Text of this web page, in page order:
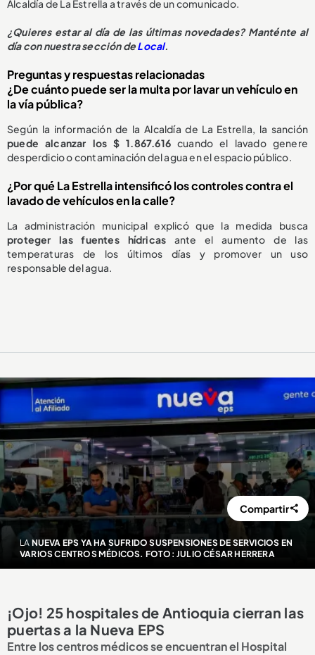
Alcaldía de La Estrella a través de un comunicado.
¿Quieres estar al día de las últimas novedades? Manténte al
día con nuestra sección deLocal.
Preguntas y respuestas relacionadas
¿De cuánto puede ser la multa por lavar un vehículo en
la vía pública?
Según la información de la Alcaldía de La Estrella, la sanción
puede alcanzar los $ 1.867.616 cuando el lavado genere
desperdicio o contaminación del agua en el espacio público.
¿Por qué La Estrella intensificó los controles contra el
lavado de vehículos en la calle?
La administración municipal explicó que la medida busca
proteger las fuentes hídricas ante el aumento de las
temperaturas de los últimos días y promover un uso
responsable del agua.
LA NUEVA EPS YA HA SUFRIDO SUSPENSIONES DE SERVICIOS EN
VARIOS CENTROS MÉDICOS. FOTO: JULIO CÉSAR HERRERA
Compartir
¡Ojo! 25 hospitales de Antioquia cierran las
puertas a la Nueva EPS
Entre los centros médicos se encuentran el Hospital